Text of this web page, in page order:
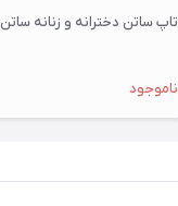
تاپ ساتن دخترانه و زنانه ساتن
ناموجود